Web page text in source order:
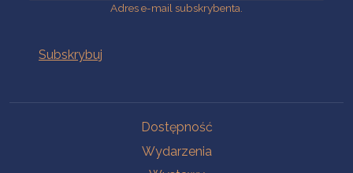
Adres e-mail subskrybenta.
Dostępność
Wydarzenia